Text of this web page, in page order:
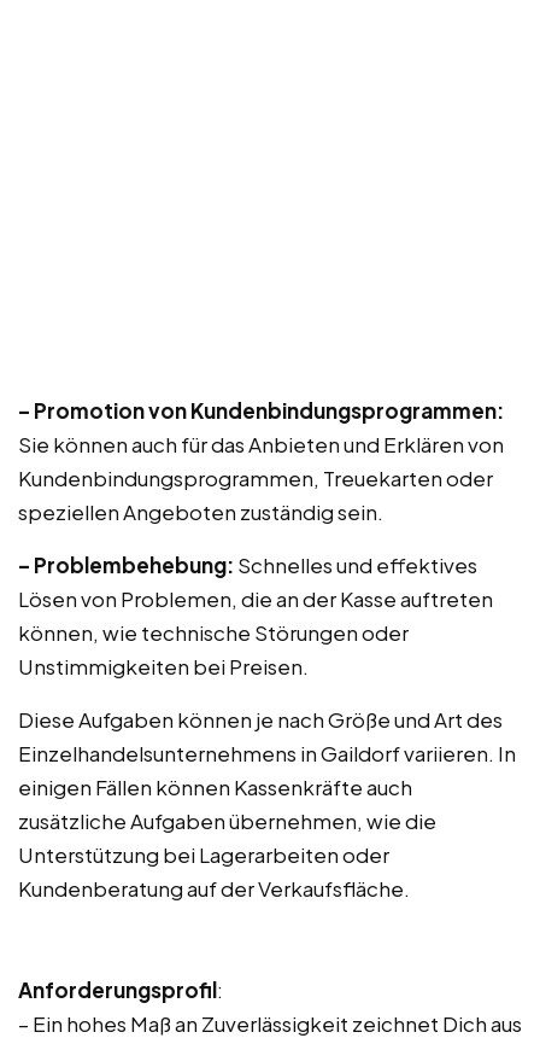
– Promotion von Kundenbindungsprogrammen:
Sie können auch für das Anbieten und Erklären von
Kundenbindungsprogrammen, Treuekarten oder
speziellen Angeboten zuständig sein.
– Problembehebung: Schnelles und effektives
Lösen von Problemen, die an der Kasse auftreten
können, wie technische Störungen oder
Unstimmigkeiten bei Preisen.
Diese Aufgaben können je nach Größe und Art des
Einzelhandelsunternehmens in Gaildorf variieren. In
einigen Fällen können Kassenkräfte auch
zusätzliche Aufgaben übernehmen, wie die
Unterstützung bei Lagerarbeiten oder
Kundenberatung auf der Verkaufsfläche.
Anforderungsprofil:
– Ein hohes Maß an Zuverlässigkeit zeichnet Dich aus